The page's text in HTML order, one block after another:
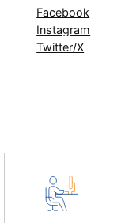
Facebook
Instagram
Twitter/X